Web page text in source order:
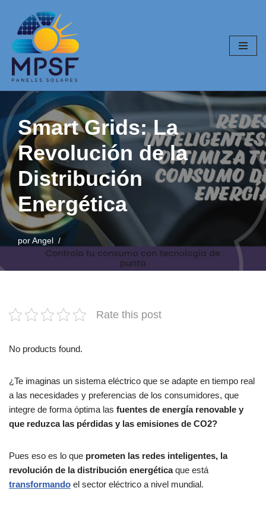
Saltar
al
contenido
Smart Grids: La
Revolución de la
Distribución
Energética
por Angel
Rate this post
No products found.
¿Te imaginas un sistema eléctrico que se adapte en tiempo real
a las necesidades y preferencias de los consumidores, que
integre de forma óptima las fuentes de energía renovable y
que reduzca las pérdidas y las emisiones de CO2?
Pues eso es lo que prometen las redes inteligentes, la
revolución de la distribución energéticaque está
transformando el sector eléctrico a nivel mundial.